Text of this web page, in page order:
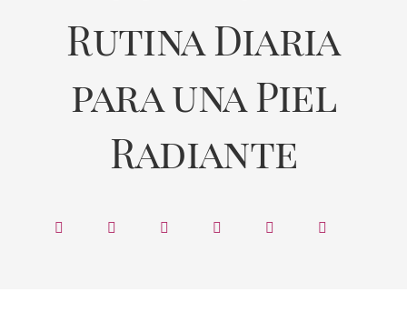
Rutina Diaria
para una Piel
Radiante